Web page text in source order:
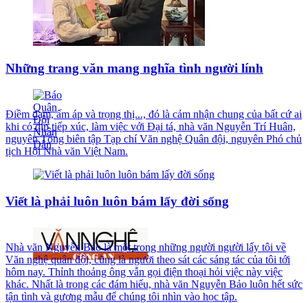
Những trang văn mang nghĩa tình người lính
Điềm đạm, ấm áp và trọng thị..., đó là cảm nhận chung của bất cứ ai
khi có dịp tiếp xúc, làm việc với Đại tá, nhà văn Nguyễn Trí Huân,
nguyên Tổng biên tập Tạp chí Văn nghệ Quân đội, nguyên Phó chủ
tịch Hội Nhà văn Việt Nam.
Viết là phải luôn luôn bám lấy đời sống
Nhà văn Nguyễn Bảo là một trong những người người lấy tôi về
Văn nghệ quân đội, cũng là người theo sát các sáng tác của tôi tới
hôm nay. Thỉnh thoảng ông vẫn gọi điện thoại hỏi việc này việc
khác. Nhất là trong các đám hiếu, nhà văn Nguyễn Bảo luôn hết sức
tận tình và gương mẫu để chúng tôi nhìn vào học tập.